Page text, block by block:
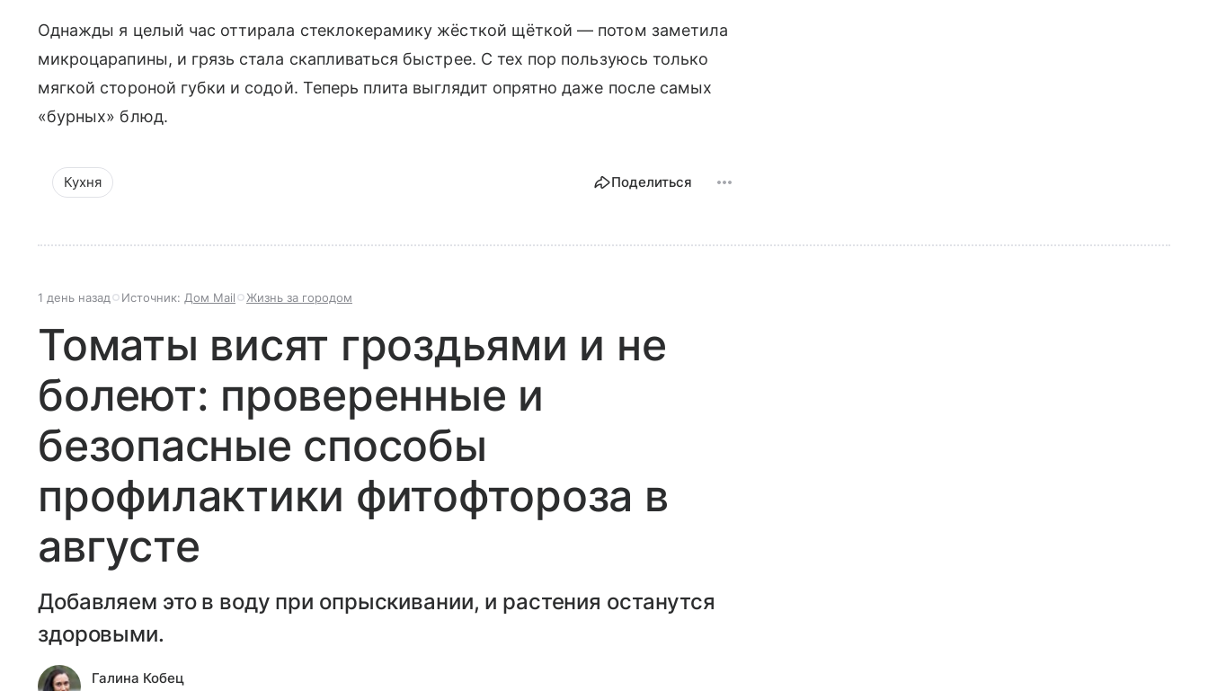
Однажды я целый час оттирала стеклокерамику жёсткой щёткой — потом заметила
микроцарапины, и грязь стала скапливаться быстрее. С тех пор пользуюсь только
мягкой стороной губки и содой. Теперь плита выглядит опрятно даже после самых
«бурных» блюд.
Кухня Поделиться
1 день назад Источник: Дом Mail Жизнь за городом
Томаты висят гроздьями и не
болеют: проверенные и
безопасные способы
профилактики фитофтороза в
августе
Добавляем это в воду при опрыскивании, и растения останутся
здоровыми.
Галина Кобец